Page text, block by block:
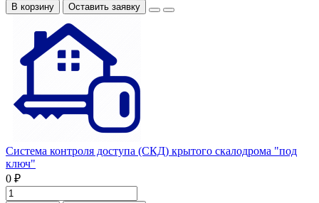
В корзину Оставить заявку
Система контроля доступа (СКД) крытого скалодрома "под
ключ"
0 ₽